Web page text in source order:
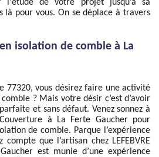
l'étude de votre projet jusqu’à sa
là pour vous. On se déplace à travers
isolation de comble à La
77320, vous désirez faire une activité
? Mais votre désir c’est d’avoir
et sans défaut. Venez sonnez à
à La Ferte Gaucher pour
de comble. Parque l’expérience
que l’artisan chez LEFEBVRE
est munie d’une expérience